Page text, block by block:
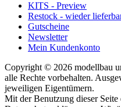
KITS - Preview
Restock - wieder
Gutscheine
Newsletter
Mein Kundenkonto
Copyright © 2026 modellbau
alle Rechte vorbehalten.
jeweiligen Eigentümern.
Mit der Benutzung dieser